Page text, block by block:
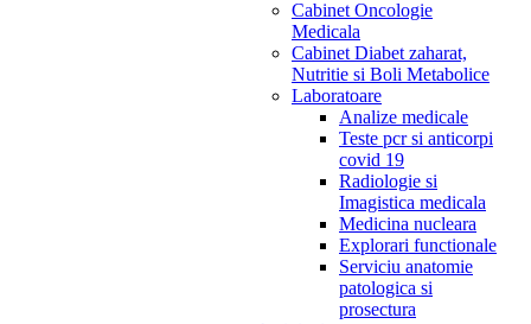
Cabinet Oncologie
Medicala
Cabinet Diabet zaharat,
Nutritie si Boli Metabolice
Laboratoare
Analize medicale
Teste pcr si anticorpi
covid 19
Radiologie si
Imagistica medicala
Medicina nucleara
Explorari functionale
Serviciu anatomie
patologica si
prosectura